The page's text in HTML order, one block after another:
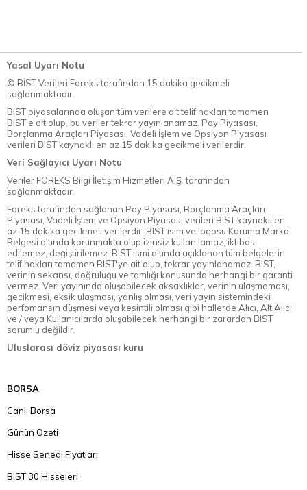
Yasal Uyarı Notu
© BİST Verileri Foreks tarafından 15 dakika gecikmeli
sağlanmaktadır.
BIST piyasalarında oluşan tüm verilere ait telif hakları tamamen
BIST'e ait olup, bu veriler tekrar yayınlanamaz. Pay Piyasası,
Borçlanma Araçları Piyasası, Vadeli İşlem ve Opsiyon Piyasası
verileri BIST kaynaklı en az 15 dakika gecikmeli verilerdir.
Veri Sağlayıcı Uyarı Notu
Veriler FOREKS Bilgi İletişim Hizmetleri A.Ş. tarafından
sağlanmaktadır.
Foreks tarafından sağlanan Pay Piyasası, Borçlanma Araçları
Piyasası, Vadeli İşlem ve Opsiyon Piyasası verileri BIST kaynaklı en
az 15 dakika gecikmeli verilerdir. BIST isim ve logosu Koruma Marka
Belgesi altında korunmakta olup izinsiz kullanılamaz, iktibas
edilemez, değiştirilemez. BIST ismi altında açıklanan tüm belgelerin
telif hakları tamamen BIST'ye ait olup, tekrar yayınlanamaz. BIST,
verinin sekansı, doğruluğu ve tamlığı konusunda herhangi bir garanti
vermez. Veri yayınında oluşabilecek aksaklıklar, verinin ulaşmaması,
gecikmesi, eksik ulaşması, yanlış olması, veri yayın sistemindeki
perfomansın düşmesi veya kesintili olması gibi hallerde Alıcı, Alt Alıcı
ve / veya Kullanıcılarda oluşabilecek herhangi bir zarardan BIST
sorumlu değildir.
Uluslarası döviz piyasası kuru
BORSA
Canlı Borsa
Günün Özeti
Hisse Senedi Fiyatları
BIST 30 Hisseleri